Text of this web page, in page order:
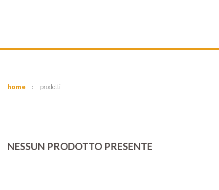
home › prodotti
NESSUN PRODOTTO PRESENTE